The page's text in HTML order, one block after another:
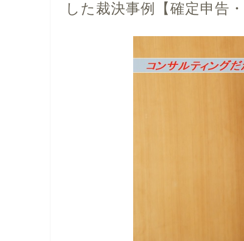
した裁決事例【確定申告